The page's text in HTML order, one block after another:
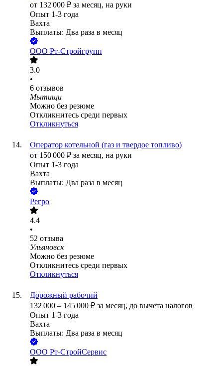
от 132 000 ₽ за месяц, на руки
Опыт 1-3 года
Вахта
Выплаты: Два раза в месяц
ООО Рт-Стройгрупп
3.0
•
6 отзывов
Мытищи
Можно без резюме
Откликнитесь среди первых
Откликнуться
Оператор котельной (газ и твердое топливо)
от 150 000 ₽ за месяц, на руки
Опыт 1-3 года
Вахта
Выплаты: Два раза в месяц
Регро
4.4
•
52 отзыва
Ульяновск
Можно без резюме
Откликнитесь среди первых
Откликнуться
Дорожный рабочий
132 000 – 145 000 ₽ за месяц, до вычета налогов
Опыт 1-3 года
Вахта
Выплаты: Два раза в месяц
ООО Рт-СтройСервис